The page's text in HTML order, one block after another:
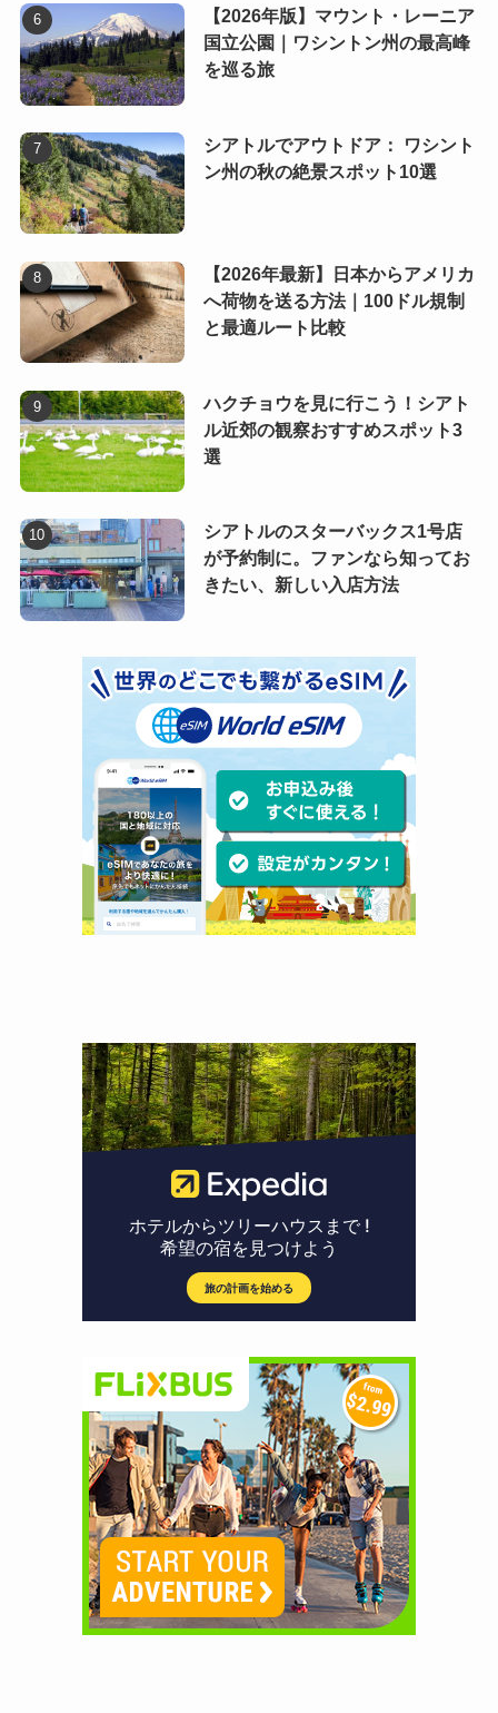
【2026年版】マウント・レーニア
国立公園｜ワシントン州の最高峰
を巡る旅
シアトルでアウトドア： ワシント
ン州の秋の絶景スポット10選
【2026年最新】日本からアメリカ
へ荷物を送る方法｜100ドル規制
と最適ルート比較
ハクチョウを見に行こう！シアト
ル近郊の観察おすすめスポット3
選
シアトルのスターバックス1号店
が予約制に。ファンなら知ってお
きたい、新しい入店方法